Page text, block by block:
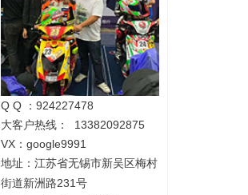
Q Q ：924227478
大客户热线： 13382092875
VX：google9991
地址： 江苏省无锡市新吴区梅村
街道新洲路231号